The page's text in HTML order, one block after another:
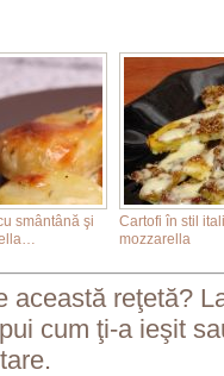
smântână şi
Cartofi în stil
mozzarella
această reţetă?
cum ţi-a ieşit